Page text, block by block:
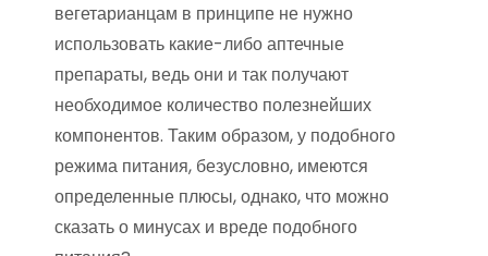
вегетарианцам в принципе не нужно
использовать какие-либо аптечные
препараты, ведь они и так получают
необходимое количество полезнейших
компонентов. Таким образом, у подобного
режима питания, безусловно, имеются
определенные плюсы, однако, что можно
сказать о минусах и вреде подобного